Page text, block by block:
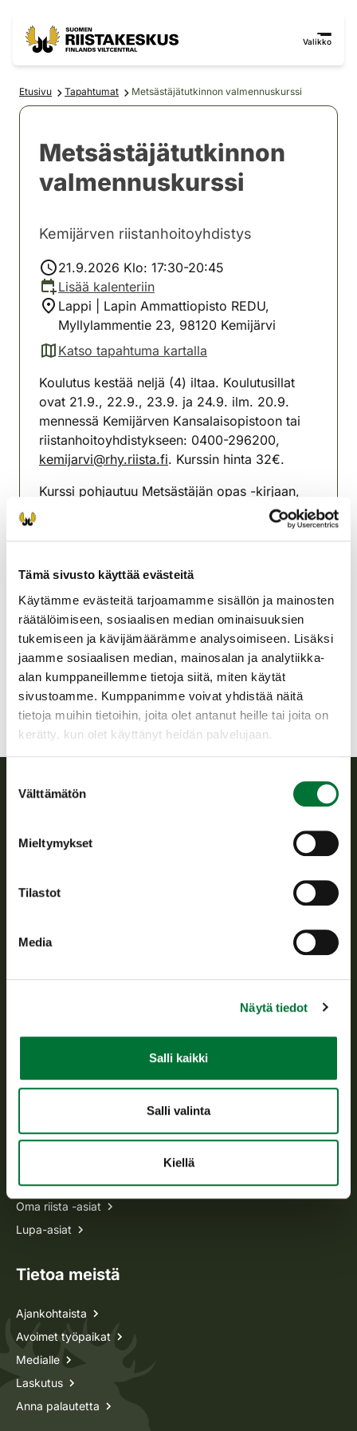
Tämä sivusto käyttää evästeitä
Käytämme evästeitä tarjoamamme sisällön ja mainosten
räätälöimiseen, sosiaalisen median ominaisuuksien
tukemiseen ja kävijämäärämme analysoimiseen. Lisäksi
jaamme sosiaalisen median, mainosalan ja analytiikka-
alan kumppaneillemme tietoja siitä, miten käytät
sivustoamme. Kumppanimme voivat yhdistää näitä
tietoja muihin tietoihin, joita olet antanut heille tai joita on
kerätty, kun olet käyttänyt heidän palvelujaan.
valinta
Välttämätön
Mieltymykset
Tilastot
Media
Näytä tiedot
Salli kaikki
Salli valinta
Kiellä
Valikko
Etusivu Tapahtumat Metsästäjätutkinnon valmennuskurssi
Metsästäjätutkinnon
valmennuskurssi
Kemijärven riistanhoitoyhdistys
21.9.2026 Klo: 17:30-20:45
Lisää kalenteriin
Lappi | Lapin Ammattiopisto REDU,
Myllylammentie 23, 98120 Kemijärvi
Katso tapahtuma kartalla
(avautuu uuteen välilehteen)
Koulutus kestää neljä (4) iltaa. Koulutusillat
ovat 21.9., 22.9., 23.9. ja 24.9. ilm. 20.9.
mennessä Kemijärven Kansalaisopistoon tai
riistanhoitoyhdistykseen: 0400-296200,
kemijarvi@rhy.riista.fi. Kurssin hinta 32€.
Kurssi pohjautuu Metsästäjän opas -kirjaan,
kirjan voi ostaa toiminnanohjaajalta 30€
hintaan. Kirjaa on hyvä lukea jo ennen kurssia.
Kemijärven riistanhoitoyhdistys
Lappi
0400 296 200
kemijarvi@rhy.riista.fi
Suomen riistakeskus edistää kestävää riistataloutta, tukee
toimeenpanosta sekä vastaa sille säädetyistä julkisista
hallintotehtävistä.
Asiakaspalvelu
p. 029 431 2001
Usein kysytyt kysymykset
Kaikki yhteystiedot
Metsästyskortti-asiat
Oma riista -asiat
Lupa-asiat
Tietoa meistä
Ajankohtaista
Avoimet työpaikat
Medialle
Laskutus
Anna palautetta